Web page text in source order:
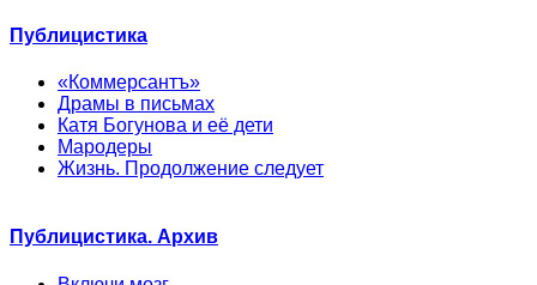
Публицистика
«Коммерсантъ»
Драмы в письмах
Катя Богунова и её дети
Мародеры
Жизнь. Продолжение следует
Публицистика. Архив